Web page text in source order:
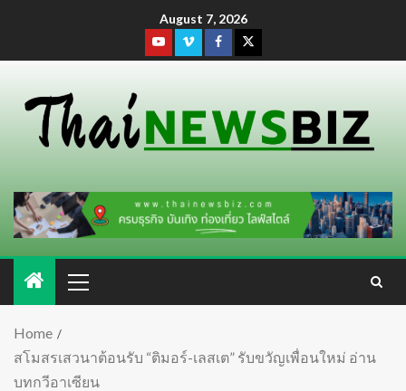
August 7, 2026
Home
สโมสรเสวนาต้อนรับ “ติมอร์-เลสเต” รับขวัญเพื่อนใหม่ อ่าน
บทกวีอาเซียน